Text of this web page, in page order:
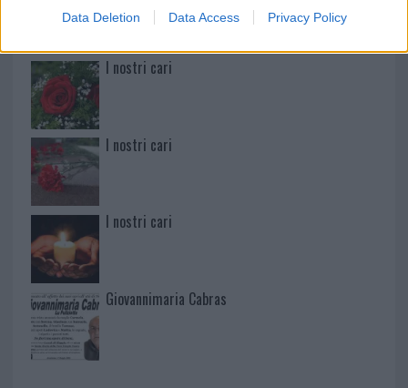
Data Deletion Data Access Privacy Policy
I nostri cari
I nostri cari
I nostri cari
Giovannimaria Cabras